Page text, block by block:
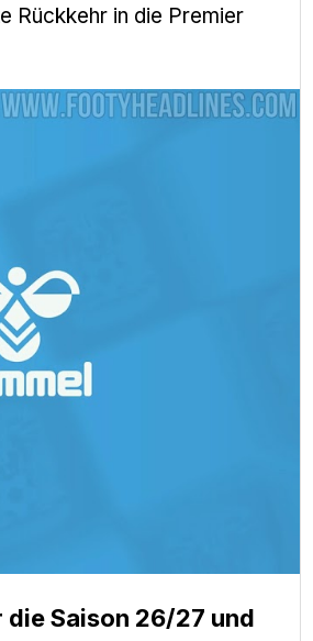
Rückkehr in die Premier
Saison 26/27 und